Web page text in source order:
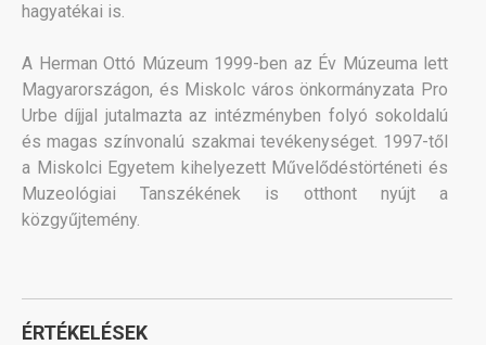
hagyatékai is.
A Herman Ottó Múzeum 1999-ben az Év Múzeuma lett
Magyarországon, és Miskolc város önkormányzata Pro
Urbe díjjal jutalmazta az intézményben folyó sokoldalú
és magas színvonalú szakmai tevékenységet. 1997-től
a Miskolci Egyetem kihelyezett Művelődéstörténeti és
Muzeológiai Tanszékének is otthont nyújt a
közgyűjtemény.
ÉRTÉKELÉSEK